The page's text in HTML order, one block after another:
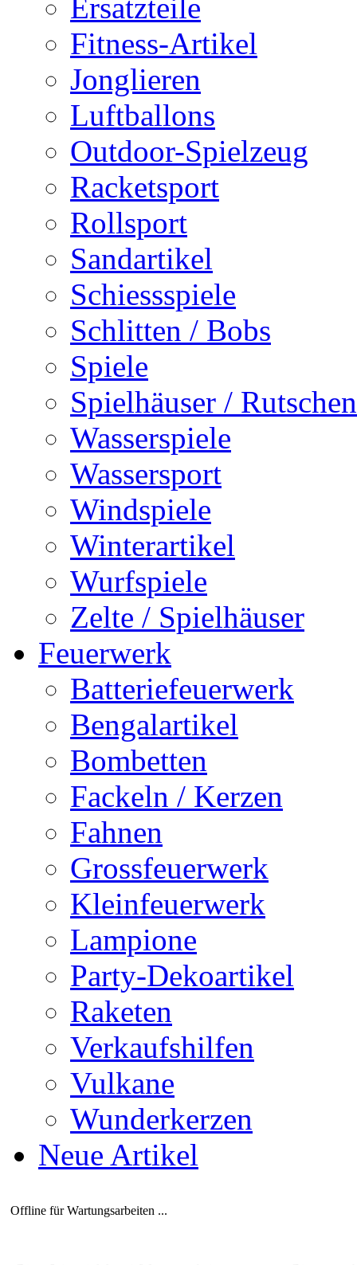
Ersatzteile
Fitness-Artikel
Jonglieren
Luftballons
Outdoor-Spielzeug
Racketsport
Rollsport
Sandartikel
Schiessspiele
Schlitten / Bobs
Spiele
Spielhäuser / Rutschen
Wasserspiele
Wassersport
Windspiele
Winterartikel
Wurfspiele
Zelte / Spielhäuser
Feuerwerk
Batteriefeuerwerk
Bengalartikel
Bombetten
Fackeln / Kerzen
Fahnen
Grossfeuerwerk
Kleinfeuerwerk
Lampione
Party-Dekoartikel
Raketen
Verkaufshilfen
Vulkane
Wunderkerzen
Neue Artikel
Offline für Wartungsarbeiten ...